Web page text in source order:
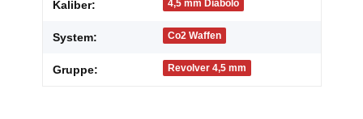
Produkteigenschaft
Wert
Kaliber: 4,5 mm Diabolo
System: Co2 Waffen
Gruppe: Revolver 4,5 mm